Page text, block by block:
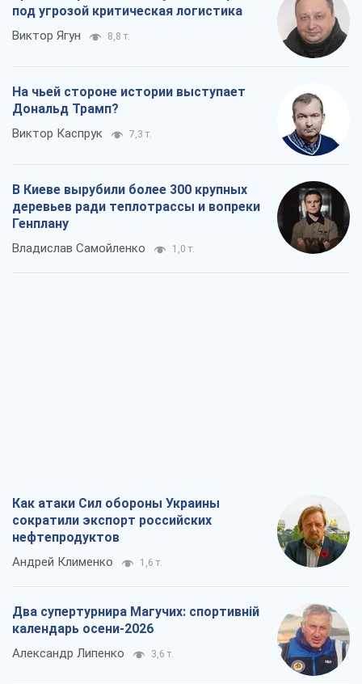
под угрозой критическая логистика
Виктор Ягун 8,8 т.
На чьей стороне истории выступает
Дональд Трамп?
Виктор Каспрук 7,3 т.
В Киеве вырубили более 300 крупных
деревьев ради теплотрассы и вопреки
Генплану
Владислав Самойленко 1,0 т.
Как атаки Сил обороны Украины
сократили экспорт российских
нефтепродуктов
Андрей Клименко 1,6 т.
Два супертурнира Магучих: спортивній
календарь осени-2026
Александр Липенко 3,6 т.